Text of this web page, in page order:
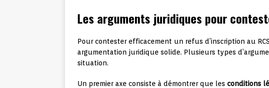
Les arguments juridiques pour
Pour contester efficacement un refus d’inscription au
argumentation juridique solide. Plusieurs types
situation.
Un premier axe consiste à démontrer que les conditions